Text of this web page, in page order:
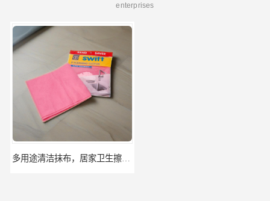
enterprises
多用途清洁抹布，居家卫生擦布，地板厨房清洁擦布及抹布卷材